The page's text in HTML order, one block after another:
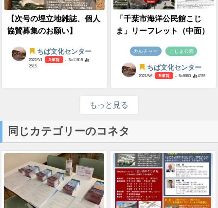
【次号の埋立地雑誌、個人
協賛募集のお願い】
ちば文化センター
2022/9/1 3 年前
- №11818
2515
「千葉市海洋公民館こじ
ま」リーフレット（中面）
カルチャー こじま公園
ちば文化センター
2021/5/6 5 年前 - №8863 4376
もっと見る
同じカテゴリーのコネタ